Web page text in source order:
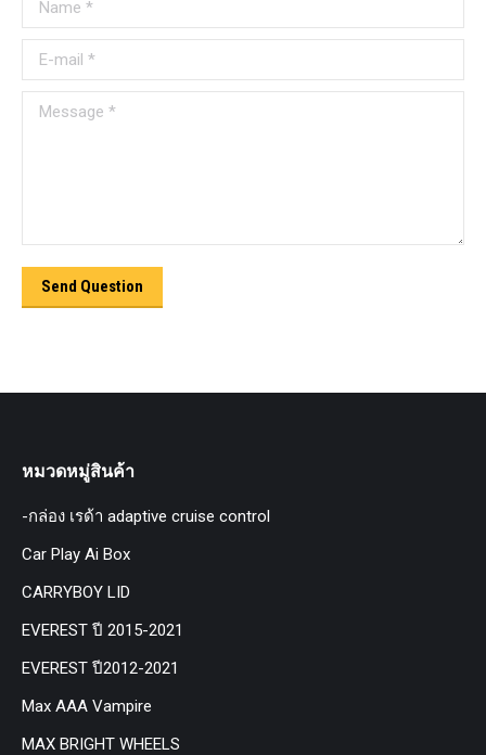
E-mail *
Message *
Send Question
หมวดหมู่สินค้า
-กล่อง เรด้า adaptive cruise control
Car Play Ai Box
CARRYBOY LID
EVEREST ปี 2015-2021
EVEREST ปี2012-2021
Max AAA Vampire
MAX BRIGHT WHEELS